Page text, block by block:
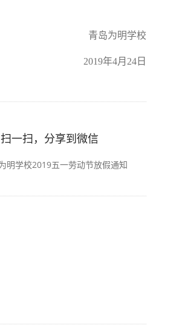
青岛为明学校
2019年4月24日
扫一扫，分享到微信